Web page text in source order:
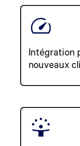
Intégration
nouveaux